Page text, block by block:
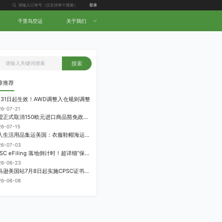
登录
千里鸟空运 关于我们
搜索
推荐
日起生效！AWD调整入仓规则调整
07-21
欧盟正式取消150欧元进口商品豁免政策，每件加征3欧元进口关税
07-15
个人生活用品集运美国：衣服鞋帽海运计费方式
07-03
CPSC eFiling 落地倒计时！超详细“保姆级”实操指南来了！
06-23
亚马逊美国站7月8日起实施CPSC证书电子申报要求，FBA受管制商品需提前申报
06-08